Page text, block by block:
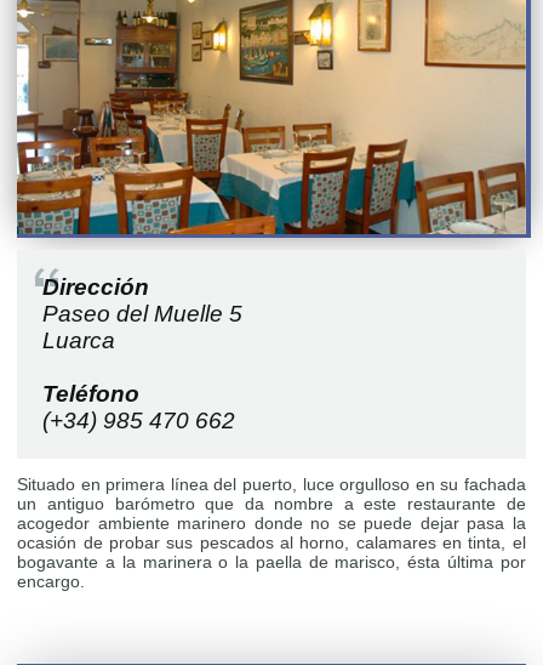
Dirección
Paseo del Muelle 5
Luarca
Teléfono
(+34) 985 470 662
Situado en primera línea del puerto, luce orgulloso en su fachada
un antiguo barómetro que da nombre a este restaurante de
acogedor ambiente marinero donde no se puede dejar pasa la
ocasión de probar sus pescados al horno, calamares en tinta, el
bogavante a la marinera o la paella de marisco, ésta última por
encargo.